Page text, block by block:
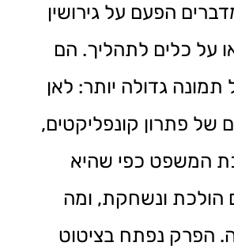
הפעם על גירושין
על כלים לתהליך. הם
תמונה גדולה יותר: לאן
של פתרון קונפליקטים,
המשפט כפי שהיא
הולכת ונשחקת, ומה
הפרק נפתח בציטוט